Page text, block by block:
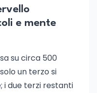
e mente
su circa 500
un terzo si
i due terzi restanti